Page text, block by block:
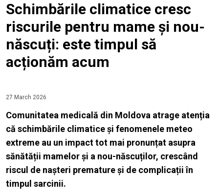
Schimbările climatice cresc
riscurile pentru mame și nou-
născuți: este timpul să
acționăm acum
27 March 2026
Comunitatea medicală din Moldova atrage atenția
că schimbările climatice și fenomenele meteo
extreme au un impact tot mai pronunțat asupra
sănătății mamelor și a nou-născuților, crescând
riscul de nașteri premature și de complicații în
timpul sarcinii.